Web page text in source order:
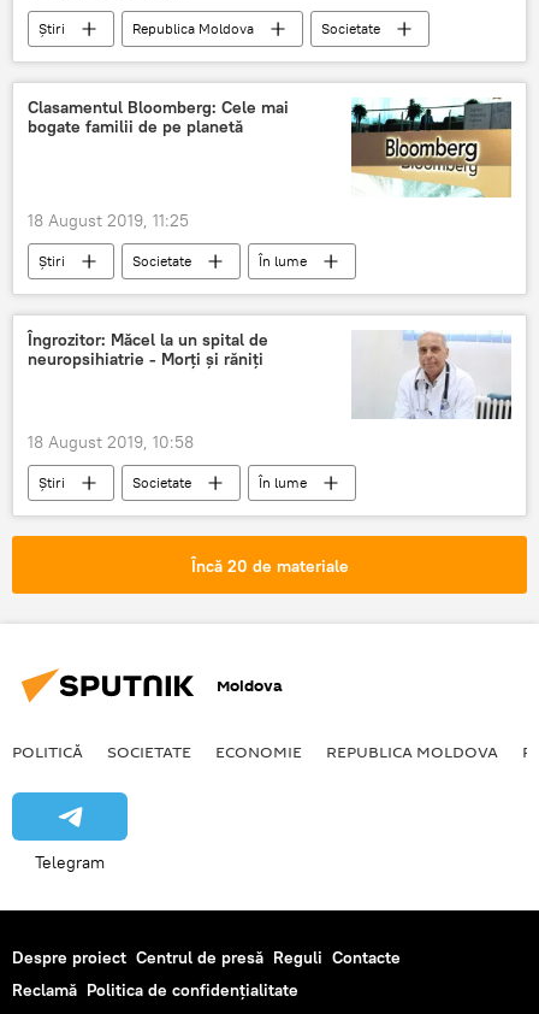
Știri Republica Moldova
Societate
Podcasturi
Podcasturi
pasiune
Rusia
interpret
Clasamentul Bloomberg: Cele mai
bogate familii de pe planetă
18 August 2019, 11:25
Știri Societate
În lume
Pamant
Bloomberg
familii
bogate
Îngrozitor: Măcel la un spital de
neuropsihiatrie - Morţi şi răniţi
18 August 2019, 10:58
Știri Societate
În lume
Romania
Buzau
spital
Încă 20 de materiale
Moldova
POLITICĂ SOCIETATE ECONOMIE REPUBLICA MOLDOVA
Telegram
Despre proiect Centrul de presă Reguli Contacte
Reclamă Politica de confidențialitate